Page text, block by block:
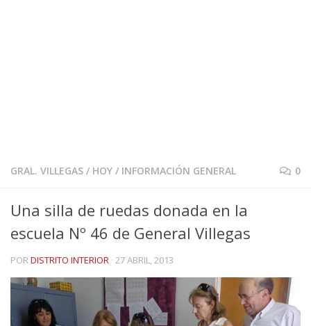
GRAL. VILLEGAS / HOY / INFORMACIÓN GENERAL 0
Una silla de ruedas donada en la
escuela Nº 46 de General Villegas
PORDISTRITO INTERIOR · 27 ABRIL, 2013